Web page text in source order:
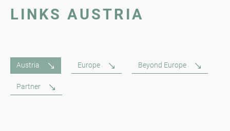
LINKS AUSTRIA
Austria Europe Beyond Europe
Partner